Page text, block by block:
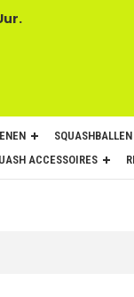
SQUASHBALLEN
ACCESSOIRES